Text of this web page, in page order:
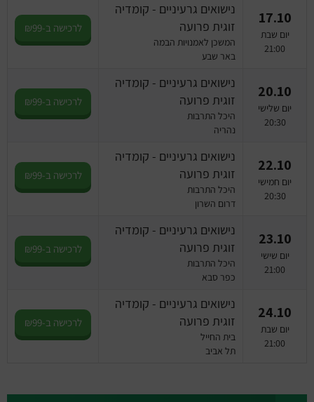
17.10
יום שבת
21:00
נישואים גרעיניים - קומדיה
זוגית פרועה
המשכן לאמנויות הבמה
באר שבע
לרכישה ב-₪99
20.10
יום שלישי
20:30
נישואים גרעיניים - קומדיה
זוגית פרועה
היכל התרבות
נהריה
לרכישה ב-₪99
22.10
יום חמישי
20:30
נישואים גרעיניים - קומדיה
זוגית פרועה
היכל התרבות
דרום השרון
לרכישה ב-₪99
23.10
יום שישי
21:00
נישואים גרעיניים - קומדיה
זוגית פרועה
היכל התרבות
כפר סבא
לרכישה ב-₪99
24.10
יום שבת
21:00
נישואים גרעיניים - קומדיה
זוגית פרועה
בית החייל
תל אביב
לרכישה ב-₪99